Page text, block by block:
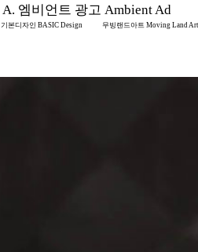
A. 엠비언트 광고 Ambient Ad
기본디자인 BASIC Design 무빙랜드아트 Moving Land Art